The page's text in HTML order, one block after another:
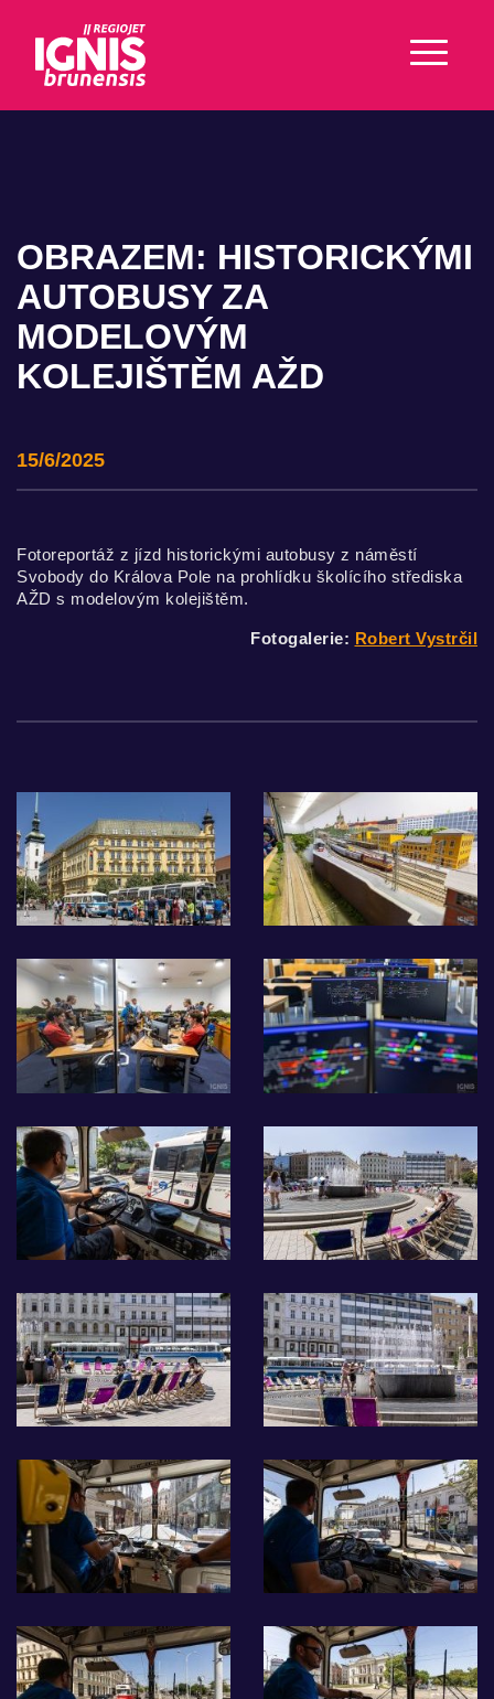
OBRAZEM: HISTORICKÝMI
AUTOBUSY ZA
MODELOVÝM
KOLEJIŠTĚM AŽD
15/6/2025
Fotoreportáž z jízd historickými autobusy z náměstí
Svobody do Králova Pole na prohlídku školícího střediska
AŽD s modelovým kolejištěm.
Fotogalerie: Robert Vystrčil